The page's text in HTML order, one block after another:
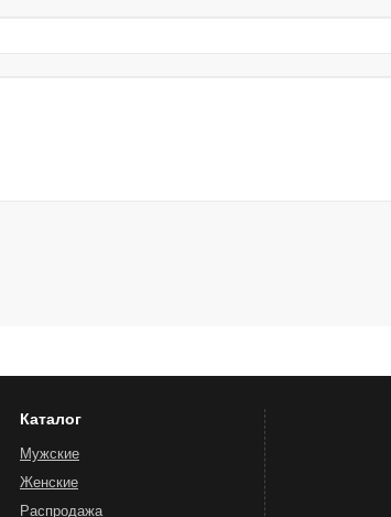
Каталог
Мужские
Женские
Распродажа